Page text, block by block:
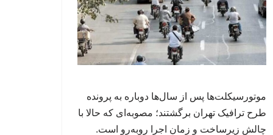
موتورسیکلت‌ها پس از سال‌ها دوباره به پرونده
طرح ترافیک تهران برگشتند؛ مصوبه‌ای که حالا با
چالش زیرساخت و زمان اجرا روبه‌رو است.